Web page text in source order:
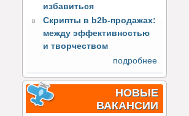
избавиться
Скрипты в b2b-продажах:
между эффективностью
и творчеством
подробнее
НОВЫЕ
ВАКАНСИИ